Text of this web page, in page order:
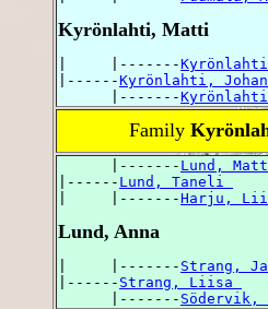
Kyrönlahti, Matti
|     |-------
|------Kyrönlahti,
      |-------
Family
      |-------
Lund,
|------ Lund, Taneli
|     |-------Harju,
Lund, Anna
|     |------- Strang,
|------ Strang, Liisa
      |-------
Södervik,